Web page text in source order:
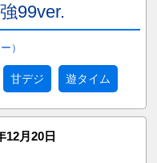
99ver.
）
甘デジ 遊タイム
12月20日